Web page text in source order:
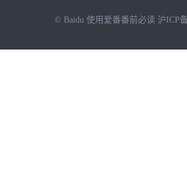
© Baidu 使用爱番番前必读 沪ICP